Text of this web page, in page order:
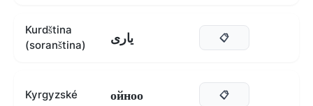
Kurdština
(soranština)
یاری 📋
Kyrgyzské ойноо 📋